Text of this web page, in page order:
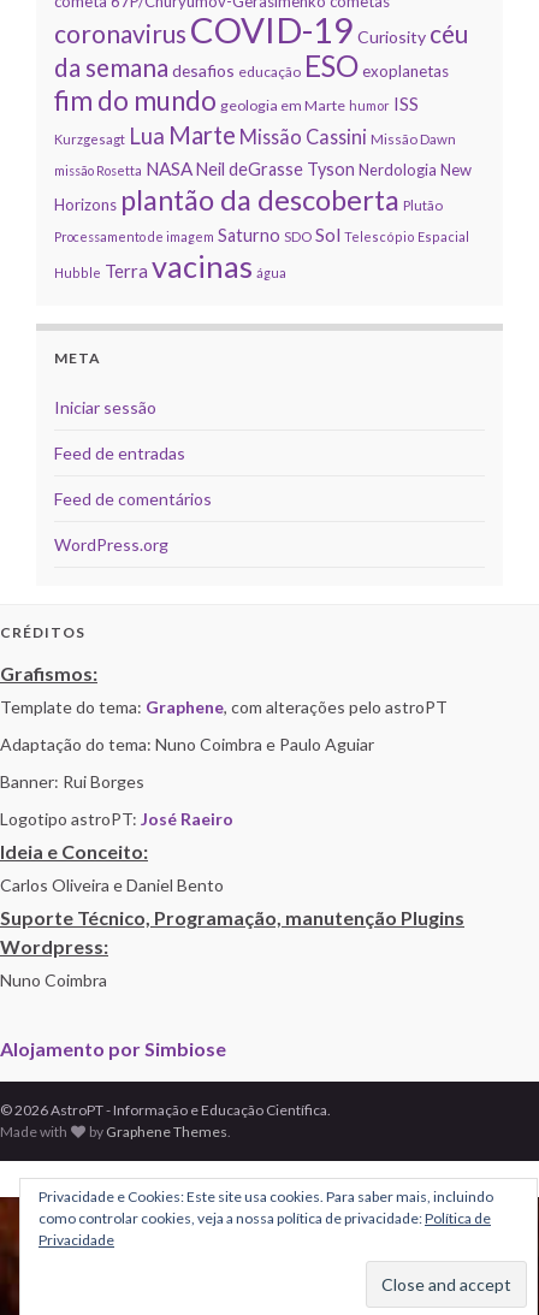
coronavirus COVID-19 Curiosity céu
da semana desafios educação ESOexoplanetas
fim do mundo geologia em Marte humor ISS
Kurzgesagt Lua Marte Missão Cassini Missão Dawn
missão Rosetta NASANeil deGrasse Tyson Nerdologia New
Horizons plantão da descoberta Plutão
Processamento de imagem Saturno SDO Sol Telescópio Espacial
Hubble Terra vacinas água
META
Iniciar sessão
Feed de entradas
Feed de comentários
WordPress.org
CRÉDITOS
Grafismos:
Template do tema: Graphene, com alterações pelo astroPT
Adaptação do tema: Nuno Coimbra e Paulo Aguiar
Banner: Rui Borges
Logotipo astroPT: José Raeiro
Ideia e Conceito:
Carlos Oliveira e Daniel Bento
Suporte Técnico, Programação, manutenção Plugins
Wordpress:
Nuno Coimbra
Alojamento por Simbiose
© 2026 AstroPT - Informação e Educação Científica.
Made with
by Graphene Themes.
Privacidade e Cookies: Este site usa cookies. Para saber mais, incluindo
como controlar cookies, veja a nossa política de privacidade:Política de
Privacidade